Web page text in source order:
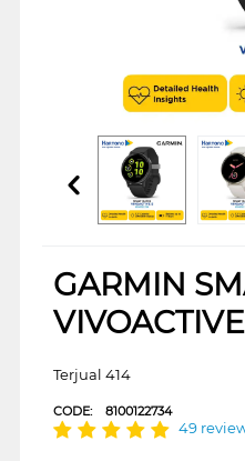
GARMIN
Terjual 414
CODE: 8100122734
49